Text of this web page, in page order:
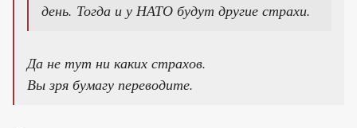
день. Тогда и у НАТО будут другие страхи.
Да не тут ни каких страхов.
Вы зря бумагу переводите.